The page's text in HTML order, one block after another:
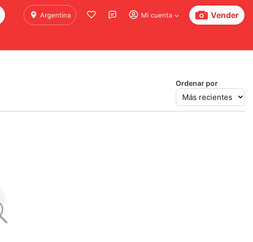
Vender
Mi cuenta
Argentina
Ordenar por